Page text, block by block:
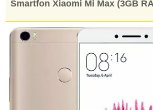
Smartfon Xiaomi Mi Max (3GB